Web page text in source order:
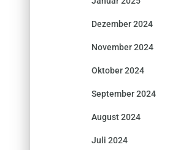
Dezember 2024
November 2024
Oktober 2024
September 2024
August 2024
Juli 2024